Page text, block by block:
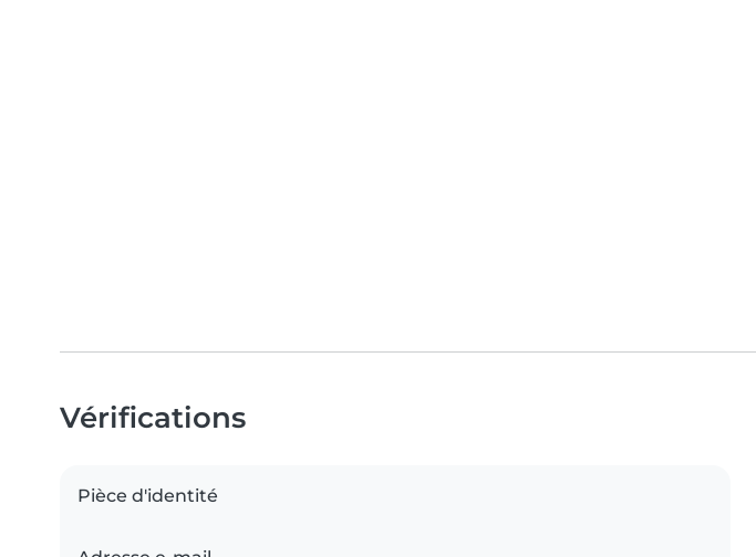
Vérifications
Pièce d'identité